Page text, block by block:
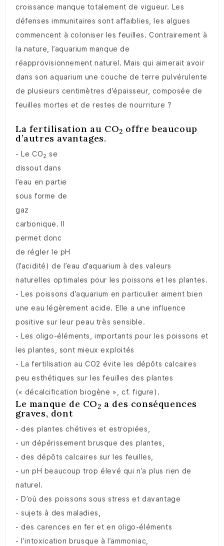
croissance manque totalement de vigueur. Les
défenses immunitaires sont affaiblies, les algues
commencent à coloniser les feuilles. Contrairement à
la nature, l’aquarium manque de
réapprovisionnement naturel. Mais qui aimerait avoir
dans son aquarium une couche de terre pulvérulente
de plusieurs centimètres d’épaisseur, composée de
feuilles mortes et de restes de nourriture ?
La fertilisation au CO2 offre beaucoup
d’autres avantages.
- Le CO2 se
dissout dans
l’eau en partie
sous forme de
gaz
carbonique. Il
permet donc
de régler le pH
(l’acidité) de l’eau d’aquarium à des valeurs
naturelles optimales pour les poissons et les plantes.
- Les poissons d’aquarium en particulier aiment bien
une eau légèrement acide. Elle a une influence
positive sur leur peau très sensible.
- Les oligo-éléments, importants pour les poissons et
les plantes, sont mieux exploités
- La fertilisation au CO2 évite les dépôts calcaires
peu esthétiques sur les feuilles des plantes
(« décalcification biogène », cf. figure).
Le manque de CO2 a des conséquences
graves, dont
- des plantes chétives et estropiées,
- un dépérissement brusque des plantes,
- des dépôts calcaires sur les feuilles,
- un pH beaucoup trop élevé qui n’a plus rien de
naturel.
- D’où des poissons sous stress et davantage
- sujets à des maladies,
- des carences en fer et en oligo-éléments
- l’intoxication brusque à l’ammoniac,